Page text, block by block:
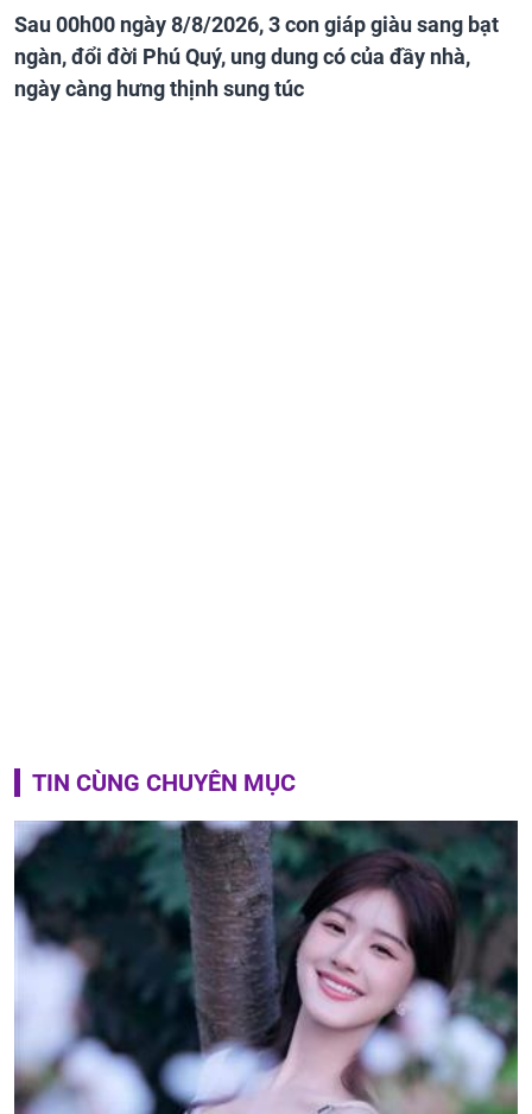
Sau 00h00 ngày 8/8/2026, 3 con giáp giàu sang bạt
ngàn, đổi đời Phú Quý, ung dung có của đầy nhà,
ngày càng hưng thịnh sung túc
TIN CÙNG CHUYÊN MỤC